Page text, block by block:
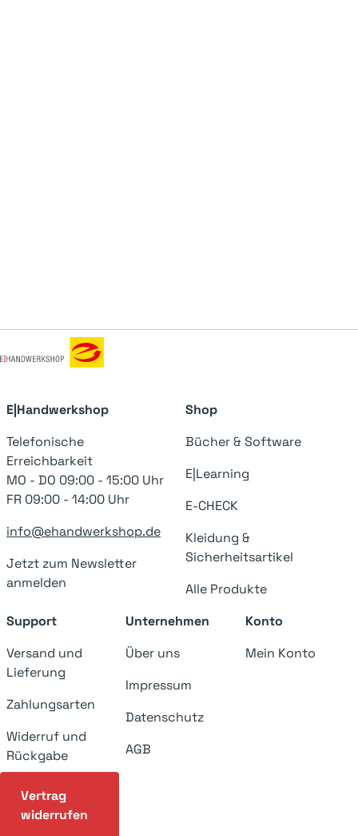
E|Handwerkshop
Telefonische
Erreichbarkeit
MO - DO 09:00 - 15:00 Uhr
FR 09:00 - 14:00 Uhr
info@ehandwerkshop.de
Jetzt zum Newsletter
anmelden
Shop
Bücher & Software
E|Learning
E-CHECK
Kleidung &
Sicherheitsartikel
Alle Produkte
Support
Versand und
Lieferung
Zahlungsarten
Widerruf und
Rückgabe
Vertrag
widerrufen
Unternehmen
Über uns
Impressum
Datenschutz
AGB
Konto
Mein Konto